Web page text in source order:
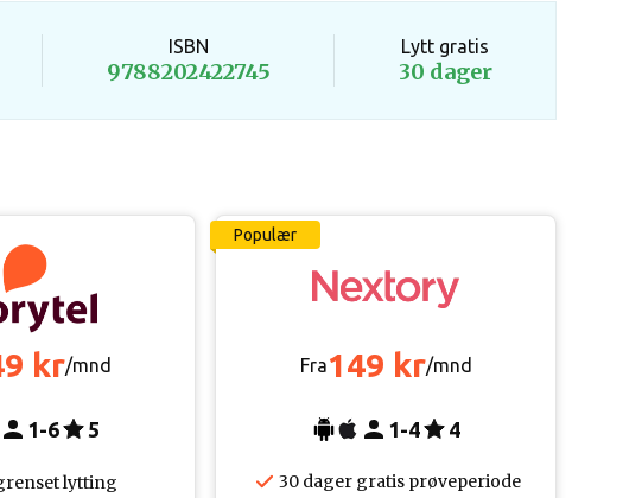
ISBN
9788202422745
Lytt gratis
30 dager
kr/mnd
1-6 5
lytting
Populær
Fra149 kr/mnd
1-4 4
30 dager gratis prøveperiode